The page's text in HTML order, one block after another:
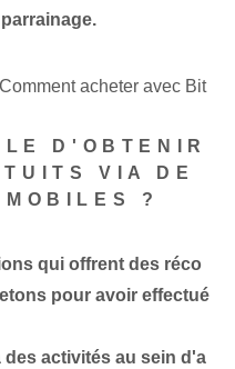
acheter avec Bit
D'OBTENIR
VIA DE
?
qui offrent des réco
pour avoir effectué⁤
des activités au sein d'a